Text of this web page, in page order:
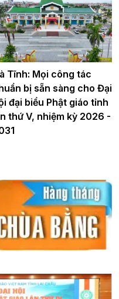
Tĩnh: Mọi công tác
bị sẵn sàng cho Đại
đại biểu Phật giáo tỉnh
thứ V, nhiệm kỳ 2026 -